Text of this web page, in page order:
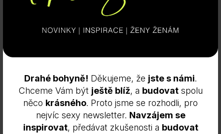
Drahé bohyně! Děkujeme, že jste s námi.
Chceme Vám být ještě blíž, a budovatspolu
něco krásného. Proto jsme se rozhodli, pro
nejvíc sexy newsletter. Navzájem se
inspirovat, předávat zkušenosti a budovat
navštívit banner souhlasu se soubory cookie a
odvolat.
používaných webovými stránkami. Můžete změnit
nastavení svého prohlížeče tak, aby
blokoval/smazal soubory cookie. Níže jsou uvedeny
odkazy na dokumenty podpory o tom, jak spravovat
a odstraňovat soubory cookie z hlavních webových